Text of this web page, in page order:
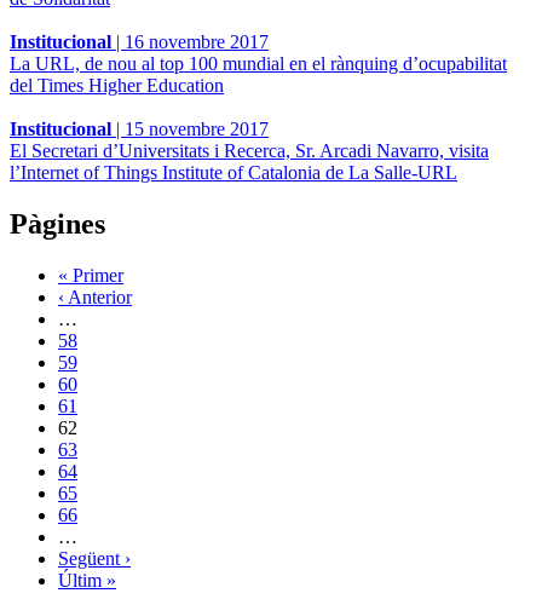
Institucional | 16 novembre 2017
La URL, de nou al top 100 mundial en el rànquing d’ocupabilitat
del Times Higher Education
Institucional | 15 novembre 2017
El Secretari d’Universitats i Recerca, Sr. Arcadi Navarro, visita
l’Internet of Things Institute of Catalonia de La Salle-URL
Pàgines
« Primer
‹ Anterior
…
58
59
60
61
62
63
64
65
66
…
Següent ›
Últim »